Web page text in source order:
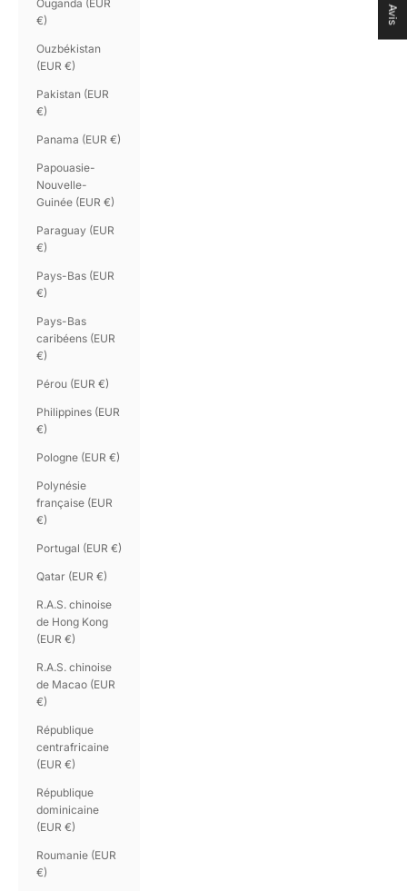
Ouganda (EUR
€)
Ouzbékistan
(EUR €)
Pakistan (EUR
€)
Panama (EUR €)
Papouasie-
Nouvelle-
Guinée (EUR €)
Paraguay (EUR
€)
Pays-Bas (EUR
€)
Pays-Bas
caribéens (EUR
€)
Pérou (EUR €)
Philippines (EUR
€)
Pologne (EUR €)
Polynésie
française (EUR
€)
Portugal (EUR €)
Qatar (EUR €)
R.A.S. chinoise
de Hong Kong
(EUR €)
R.A.S. chinoise
de Macao (EUR
€)
République
centrafricaine
(EUR €)
République
dominicaine
(EUR €)
Roumanie (EUR
€)
Avis